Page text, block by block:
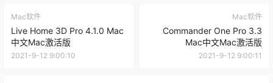
Mac软件
Live Home 3D Pro 4.1.0 Mac
中文Mac激活版
2021-9-12 9:00:10
Mac软件
Commander One Pro 3.3
Mac中文Mac激活版
2021-9-12 9:00:11